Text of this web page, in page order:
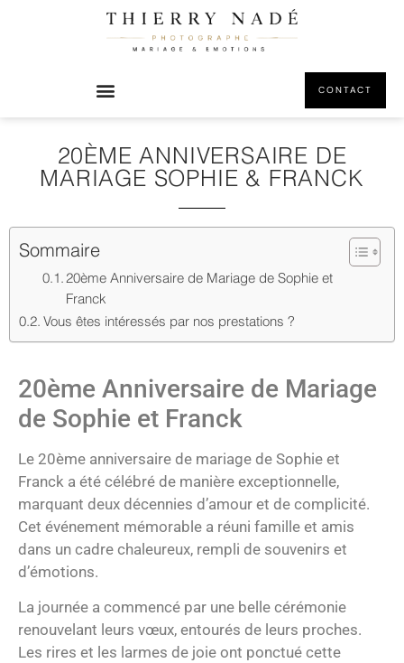
CONTACT
20ÈME ANNIVERSAIRE DE
MARIAGE SOPHIE & FRANCK
Sommaire
20ème Anniversaire de Mariage de Sophie et
Franck
Vous êtes intéressés par nos prestations ?
20ème Anniversaire de Mariage
de Sophie et Franck
Le 20ème anniversaire de mariage de Sophie et
Franck a été célébré de manière exceptionnelle,
marquant deux décennies d’amour et de complicité.
Cet événement mémorable a réuni famille et amis
dans un cadre chaleureux, rempli de souvenirs et
d’émotions.
La journée a commencé par une belle cérémonie
renouvelant leurs vœux, entourés de leurs proches.
Les rires et les larmes de joie ont ponctué cette